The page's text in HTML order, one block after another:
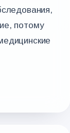
потому